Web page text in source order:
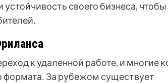
своего бизнеса, чтобы
к удаленной работе, и многие
формата․ За рубежом существует